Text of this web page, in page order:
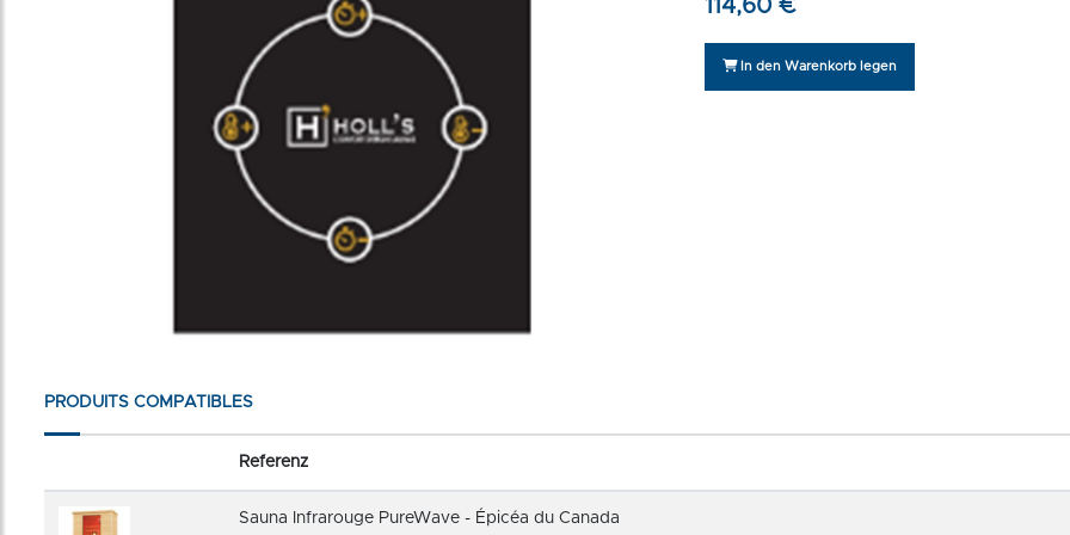
114,60 €
In den Warenkorb legen
PRODUITS COMPATIBLES
Referenz
Sauna Infrarouge PureWave - Épicéa du Canada